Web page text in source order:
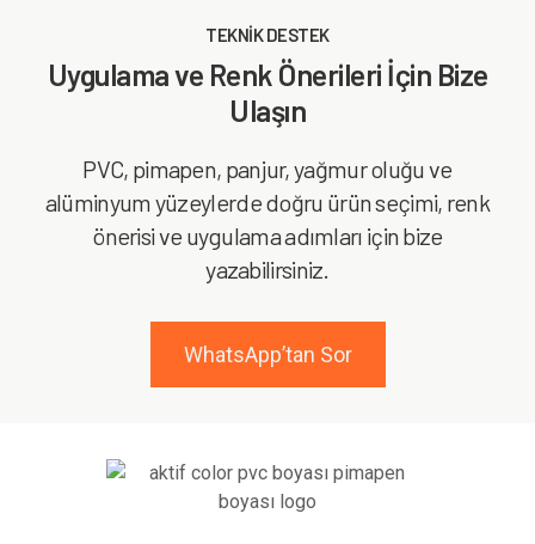
TEKNİK DESTEK
Uygulama ve Renk Önerileri İçin Bize
Ulaşın
PVC, pimapen, panjur, yağmur oluğu ve
alüminyum yüzeylerde doğru ürün seçimi, renk
önerisi ve uygulama adımları için bize
yazabilirsiniz.
WhatsApp’tan Sor